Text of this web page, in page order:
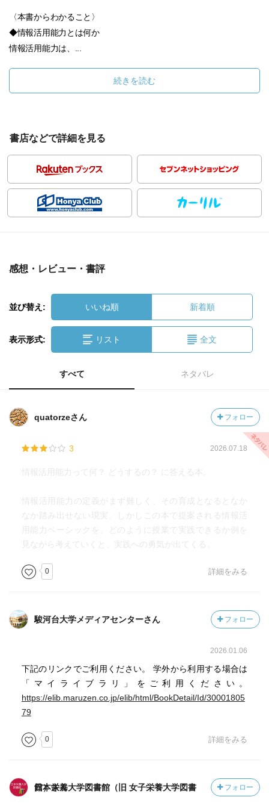
〈本書からわかること〉
◆情報活用能力とは何か
情報活用能力は、...
続きを読む
書店などで詳細を見る
感想・レビュー・書評
並び替え: いいね順 新着順
表示形式: リスト 全文
すべて ネタバレ
quatorzeさん フォロー
3 2026.07.18
情報活用能力って何？ どうするの？ に答える本。
情報活用能力の定義がまず難しく、その育成となるとなか
なか踏み出せない現実。しかしこの本で提案される情報活
用能力ベーシックを、どのように授業で実践できるか例を
見ながら考えていくと、実践への勇気が出てくる。
0 詳細をみる
駿河台大学メディアセンターさん フォロー
2026.01.06
下記のリンクでご利用ください。 学外から利用する場合は
「マイライブラリ」をご利用ください。
https://elib.maruzen.co.jp/elib/html/BookDetail/Id/30001805
79
0 詳細をみる
日本栄養大学図書館（旧 女子栄養大学図書館）さん フォロー